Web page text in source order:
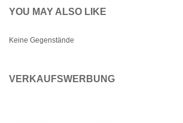
YOU MAY ALSO LIKE
Keine Gegenstände
VERKAUFSWERBUNG